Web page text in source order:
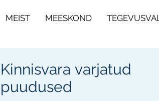
MEIST MEESKOND
Kinnisvara varjatud
puudused